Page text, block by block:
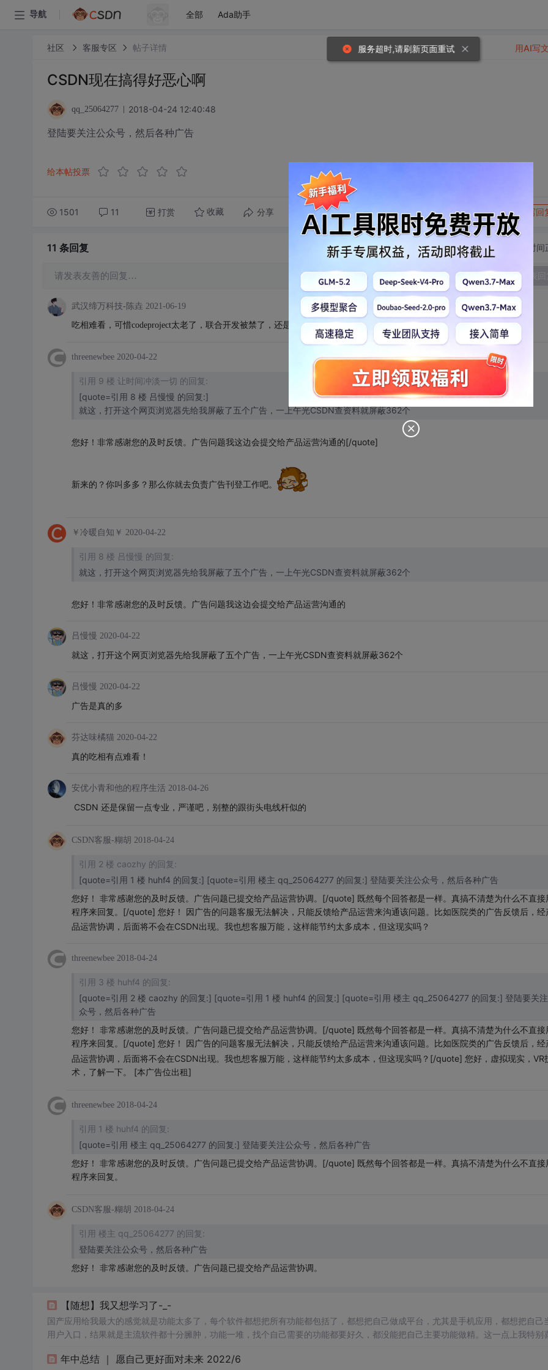
导航 全部 Ada助手
社区 客服专区 帖子详情
CSDN现在搞得好恶心啊
qq_25064277 2018-04-24 12:40:48
登陆要关注公众号，然后各种广告
给本帖投票
1501 11 打赏 收藏 分享 转发到动态 举报 写回
用AI写
11 条回复 切换为时间
请发表友善的回复… 发表回
武汉缔万科技-陈垚 2021-06-19
吃相难看，可惜codeproject太老了，联合开发被禁了，还是GitHub香
threenewbee 2020-04-22
引用 9 楼 让时间冲淡一切 的回复:
[quote=引用 8 楼 吕慢慢 的回复:]
就这，打开这个网页浏览器先给我屏蔽了五个广告，一上午光CSDN查资料就屏蔽362个
您好！非常感谢您的及时反馈。广告问题我这边会提交给产品运营沟通的[/quote]
新来的？你叫多多？那么你就去负责广告刊登工作吧。
￥冷暖自知￥ 2020-04-22
引用 8 楼 吕慢慢 的回复:
就这，打开这个网页浏览器先给我屏蔽了五个广告，一上午光CSDN查资料就屏蔽362个
您好！非常感谢您的及时反馈。广告问题我这边会提交给产品运营沟通的
吕慢慢 2020-04-22
就这，打开这个网页浏览器先给我屏蔽了五个广告，一上午光CSDN查资料就屏蔽362个
吕慢慢 2020-04-22
广告是真的多
芬达味橘猫 2020-04-22
真的吃相有点难看！
安优小青和他的程序生活 2018-04-26
CSDN 还是保留一点专业，严谨吧，别整的跟街头电线杆似的
CSDN客服-糊胡 2018-04-24
引用 2 楼 caozhy 的回复:
[quote=引用 1 楼 huhf4 的回复:] [quote=引用 楼主 qq_25064277 的回复:] 登陆要关注公众号，然后各种广告
您好！ 非常感谢您的及时反馈。广告问题已提交给产品运营协调。[/quote] 既然每个回答都是一样。真搞不清楚为什么不直接
程序来回复。 [/quote] 您好！ 因广告的问题客服无法解决，只能反馈给产品运营来沟通该问题。比如医院类的广告反馈后，经
品运营协调，后面将不会在CSDN出现。我也想客服万能，这样能节约太多成本，但这现实吗？
threenewbee 2018-04-24
引用 3 楼 huhf4 的回复:
[quote=引用 2 楼 caozhy 的回复:] [quote=引用 1 楼 huhf4 的回复:] [quote=引用 楼主 qq_25064277 的回复:] 登陆要关
众号，然后各种广告
您好！ 非常感谢您的及时反馈。广告问题已提交给产品运营协调。[/quote] 既然每个回答都是一样。真搞不清楚为什么不直接
程序来回复。 [/quote] 您好！ 因广告的问题客服无法解决，只能反馈给产品运营来沟通该问题。比如医院类的广告反馈后，经
品运营协调，后面将不会在CSDN出现。我也想客服万能，这样能节约太多成本，但这现实吗？[/quote] 您好，虚拟现实，VR
术，了解一下。
[本广告位出租]
threenewbee 2018-04-24
引用 1 楼 huhf4 的回复:
[quote=引用 楼主 qq_25064277 的回复:] 登陆要关注公众号，然后各种广告
您好！ 非常感谢您的及时反馈。广告问题已提交给产品运营协调。[/quote] 既然每个回答都是一样。真搞不清楚为什么不直接
程序来回复。
CSDN客服-糊胡 2018-04-24
引用 楼主 qq_25064277 的回复:
登陆要关注公众号，然后各种广告
您好！ 非常感谢您的及时反馈。广告问题已提交给产品运营协调。
【随想】我又想学习了-_-
国产应用给我最大的感觉就是功能太多了，每个软件都想把所有功能都包括了，都想把自己做成平台，尤其是手机应用，都想把自己
用户入口，结果就是主流软件都十分臃肿，功能一堆，找个自己需要的功能都要好久，都没能把自己主要功能做精。这一点上我特别
装了），扫描软件也用的是谷歌的照片扫描仪，修图软件最喜欢的是Snapseed，每个应用只干自己职能范围里的事，并且把自己的事
年中总结 ｜ 愿自己更好面对未来 2022/6
服务超时,请刷新页面重试